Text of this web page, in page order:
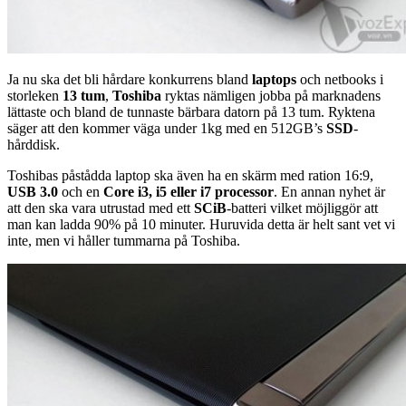
Ja nu ska det bli hårdare konkurrens bland laptops och netbooks i
storleken 13 tum, Toshiba ryktas nämligen jobba på marknadens
lättaste och bland de tunnaste bärbara datorn på 13 tum. Ryktena
säger att den kommer väga under 1kg med en 512GB’s SSD-
hårddisk.
Toshibas påstådda laptop ska även ha en skärm med ration 16:9,
USB 3.0 och en Core i3, i5 eller i7 processor. En annan nyhet är
att den ska vara utrustad med ett SCiB-batteri vilket möjliggör att
man kan ladda 90% på 10 minuter. Huruvida detta är helt sant vet vi
inte, men vi håller tummarna på Toshiba.